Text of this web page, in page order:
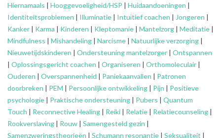
Hiernamaals | Hooggevoeligheid/HSP | Huidaandoeningen |
Identiteitsproblemen | Illuminatie | Intuïtief coachen | Jongeren |
Kanker | Karma | Kinderen | Kleptomanie | Mantelzorg | Meditatie |
Mindfulness | Mishandeling | Narcisme | Natuurlijke verzorging |
Nieuwetijdskinderen | Ondersteuningmantelzorger | Ontspannen
| Oplossingsgericht coachen | Organiseren | Orthomoleculair |
Ouderen | Overspannenheid | Paniekaanvallen | Patronen
doorbreken | PEM | Persoonlijke ontwikkeling | Pijn | Positieve
psychologie | Praktische ondersteuning | Pubers | Quantum
Touch | Reconnective Healing | Reiki | Relatie | Relatiecounseling |
Rookverslaving | Rouw | Samengesteld gezin |
Samenzweringstheorieën | Schumann resonantie | Seksualiteit |